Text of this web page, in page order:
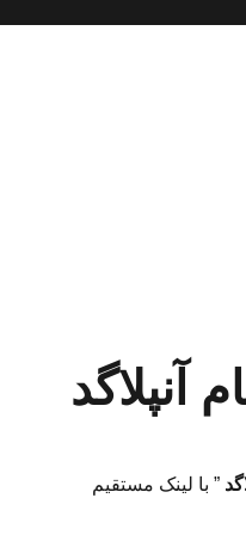
آنپلاگد
” با لینک مستقیم